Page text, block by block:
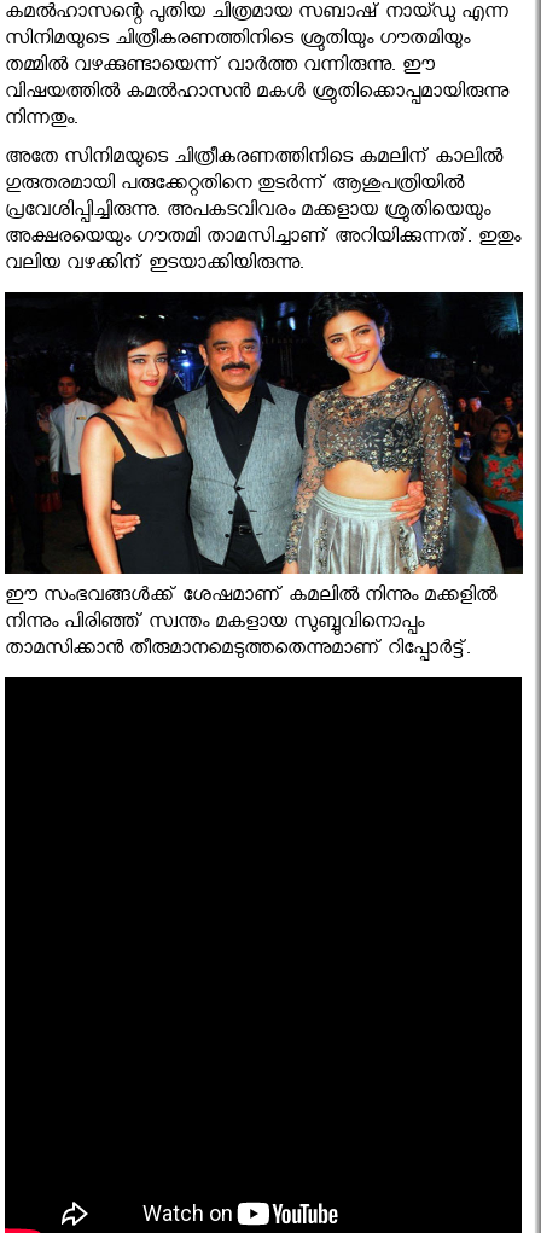
കമല്‍ഹാസന്റെ പുതിയ ചിത്രമായ സബാഷ് നായ്ഡു എന്ന
സിനിമയുടെ ചിത്രീകരണത്തിനിടെ ശ്രുതിയും ഗൗതമിയും
തമ്മില്‍ വഴക്കുണ്ടായെന്ന് വാര്‍ത്ത വന്നിരുന്നു. ഈ
വിഷയത്തില്‍ കമല്‍ഹാസന്‍ മകള്‍ ശ്രുതിക്കൊപ്പമായിരുന്നു
നിന്നതും.
അതേ സിനിമയുടെ ചിത്രീകരണത്തിനിടെ കമലിന് കാലില്‍
ഗുരുതരമായി പരുക്കേറ്റതിനെ തുടര്‍ന്ന് ആശുപത്രിയില്‍
പ്രവേശിപ്പിച്ചിരുന്നു. അപകടവിവരം മക്കളായ ശ്രുതിയെയും
അക്ഷരയെയും ഗൗതമി താമസിച്ചാണ് അറിയിക്കുന്നത്. ഇതും
വലിയ വഴക്കിന് ഇടയാക്കിയിരുന്നു.
ഈ സംഭവങ്ങള്‍ക്ക് ശേഷമാണ് കമലില്‍ നിന്നും മക്കളില്‍
നിന്നും പിരിഞ്ഞ് സ്വന്തം മകളായ സുബ്ബുവിനൊപ്പം
താമസിക്കാന്‍ തീരുമാനമെടുത്തതെന്നുമാണ് റിപ്പോര്‍ട്ട്.